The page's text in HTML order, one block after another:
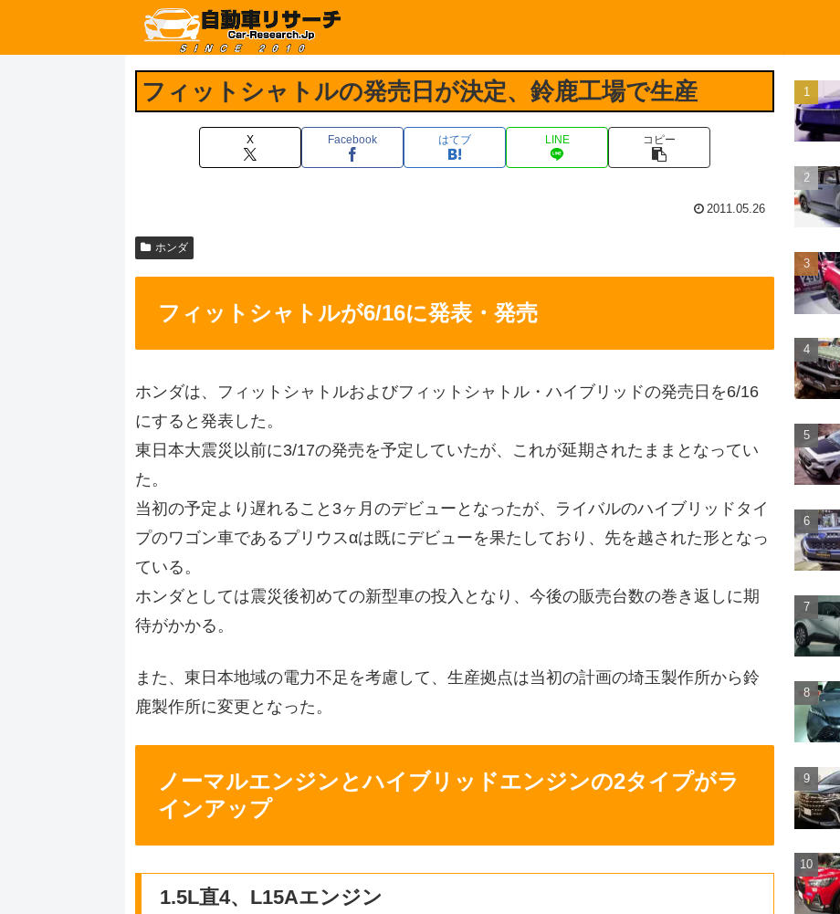
フィットシャトルの発売日が決定、鈴鹿工場で生産
X Facebook はてブ LINE コピー
2011.05.26
ホンダ
フィットシャトルが6/16に発表・発売
ホンダは、フィットシャトルおよびフィットシャトル・ハイブリッドの発売日を6/16
にすると発表した。
東日本大震災以前に3/17の発売を予定していたが、これが延期されたままとなってい
た。
当初の予定より遅れること3ヶ月のデビューとなったが、ライバルのハイブリッドタイ
プのワゴン車であるプリウスαは既にデビューを果たしており、先を越された形となっ
ている。
ホンダとしては震災後初めての新型車の投入となり、今後の販売台数の巻き返しに期
待がかかる。
また、東日本地域の電力不足を考慮して、生産拠点は当初の計画の埼玉製作所から鈴
鹿製作所に変更となった。
ノーマルエンジンとハイブリッドエンジンの2タイプがラ
インアップ
1.5L直4、L15Aエンジン